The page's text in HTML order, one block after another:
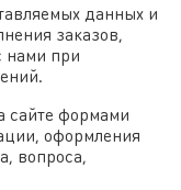
данных и
заказов,
нами при
формами
оформления
вопроса,